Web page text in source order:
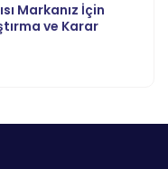
Markanız İçin
ve Karar